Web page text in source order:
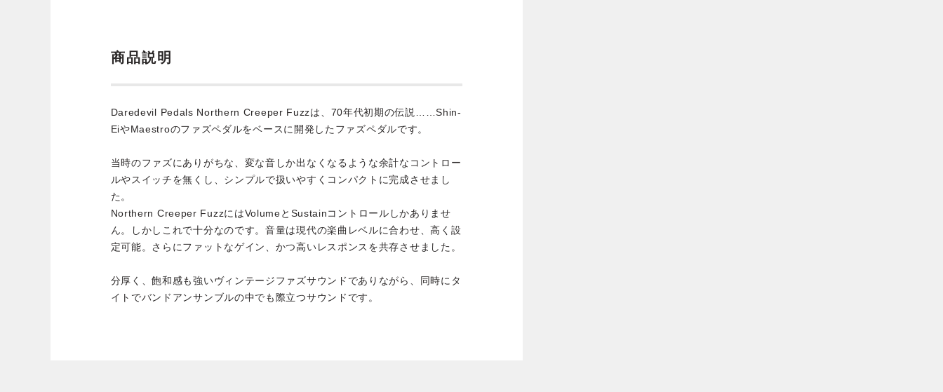
商品説明
Daredevil Pedals Northern Creeper Fuzzは、70年代初期の伝説……Shin-
EiやMaestroのファズペダルをベースに開発したファズペダルです。
当時のファズにありがちな、変な音しか出なくなるような余計なコントロー
ルやスイッチを無くし、シンプルで扱いやすくコンパクトに完成させまし
た。
Northern Creeper FuzzにはVolumeとSustainコントロールしかありませ
ん。しかしこれで十分なのです。音量は現代の楽曲レベルに合わせ、高く設
定可能。さらにファットなゲイン、かつ高いレスポンスを共存させました。
分厚く、飽和感も強いヴィンテージファズサウンドでありながら、同時にタ
イトでバンドアンサンブルの中でも際立つサウンドです。